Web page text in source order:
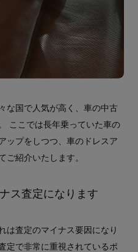
な国で人気が高く、車の中古
ここでは長年乗っていた車の
ップをしつつ、車のドレスア
ご紹介いたします。
ス査定になります
は査定のマイナス要因になり
定で非常に重視されているポ